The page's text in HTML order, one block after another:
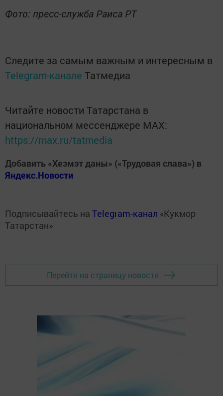
Фото: пресс-служба Раиса РТ
Следите за самым важным и интересным в
Telegram-канале Татмедиа
Читайте новости Татарстана в
национальном мессенджере MАХ:
https://max.ru/tatmedia
Добавить «Хезмэт даны» («Трудовая слава») в
Яндекс.Новости
Подписывайтесь на Telegram-канал «Кукмор
Татарстан»
Перейти на страницу новости